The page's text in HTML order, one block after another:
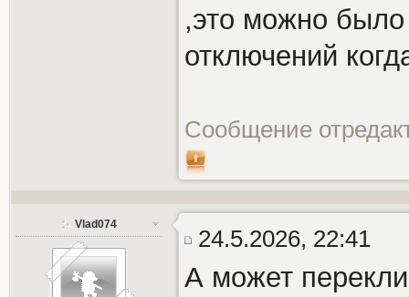
,это можно
отключений
Сообщение
Vlad074
24.5.2026, 22:41
А может